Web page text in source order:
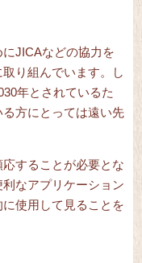
JICAなどの協力を
り組んでいます。し
年とされているた
方にとっては遠い先
することが必要とな
なアプリケーション
使用して見ることを